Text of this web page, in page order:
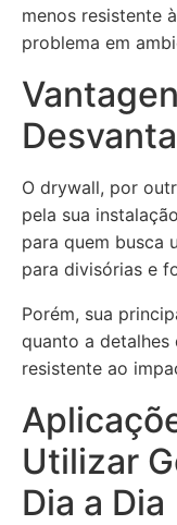
menos resistente
problema em
O drywall, por
pela sua
para quem busca
para divisórias e
Porém, sua
quanto a detalhes
resistente ao
Utilizar
Dia a Dia